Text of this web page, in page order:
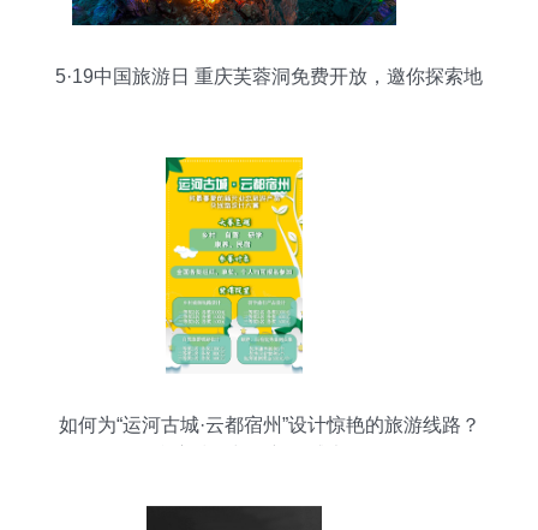
5·19中国旅游日 重庆芙蓉洞免费开放，邀你探索地
如何为“运河古城·云都宿州”设计惊艳的旅游线路？